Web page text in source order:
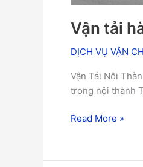
Vận tải
DỊCH VỤ VẬN
Vận Tải Nội
trong nội thành
Read More »